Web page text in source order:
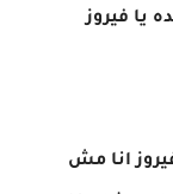
يا فيروز
انا مش